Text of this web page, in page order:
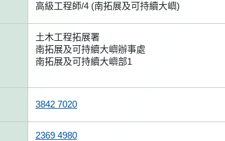
高級工程師/4 (南拓展及可持續大嶼)
土木工程拓展署
南拓展及可持續大嶼辦事處
南拓展及可持續大嶼部1
3842 7020
2369 4980